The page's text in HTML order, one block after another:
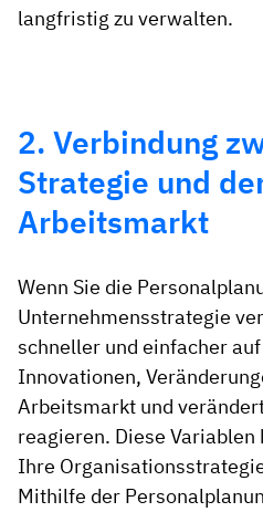
langfristig zu verwalten.
2. Verbindung
Strategie und
Arbeitsmarkt
Wenn Sie die
Unternehmensstrategie
schneller und einfacher
Innovationen,
Arbeitsmarkt und
reagieren. Diese
Ihre
Mithilfe der